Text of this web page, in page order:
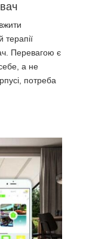
терапії
Перевагою є
а не
потреба